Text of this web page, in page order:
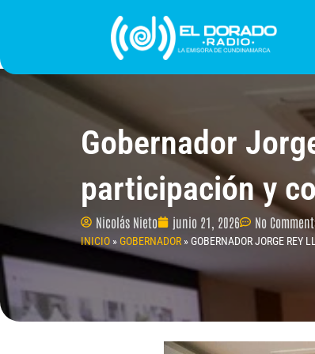
Gobernador
participación y
Nicolás Nieto junio 21, 2026 No
INICIO »GOBERNADOR »GOBERNADOR JORGE REY